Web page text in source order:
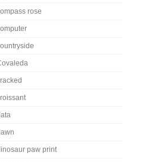
rose
paw print